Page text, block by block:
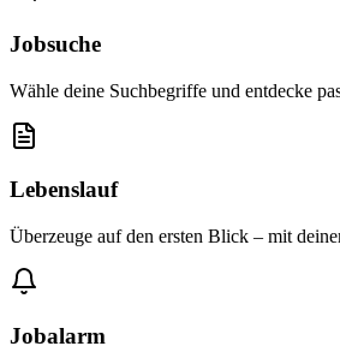
Jobsuche
Wähle deine Suchbegriffe und entdecke
Lebenslauf
Überzeuge auf den ersten Blick – mit
Jobalarm